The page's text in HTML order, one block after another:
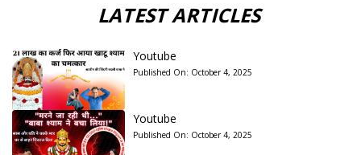
LATEST ARTICLES
Youtube
Published On: October 4, 2025
Youtube
Published On: October 4, 2025